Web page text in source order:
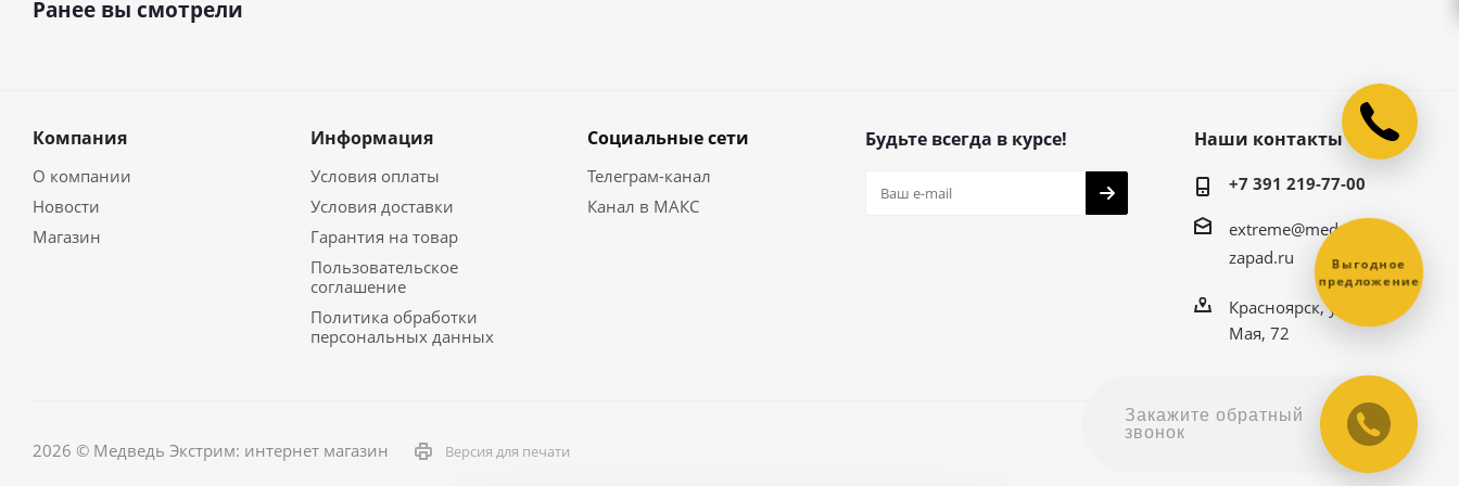
Ранее вы смотрели
Компания
О компании
Новости
Магазин
Информация
Условия оплаты
Условия доставки
Гарантия на товар
Пользовательское
соглашение
Политика обработки
персональных данных
Социальные сети
Телеграм-канал
Канал в МАКС
Будьте всегда в курсе! Наши контакты
+7 391 219-77-00
extreme@medved-
zapad.ru
Красноярск, ул. 9
Мая, 72
2026 © Медведь Экстрим: интернет магазин Версия для печати
Выгодное
предложение
Закажите обратный
звонок